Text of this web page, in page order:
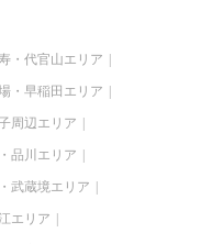
・代官山エリア
・早稲田エリア
周辺エリア
品川エリア
武蔵境エリア
エリア